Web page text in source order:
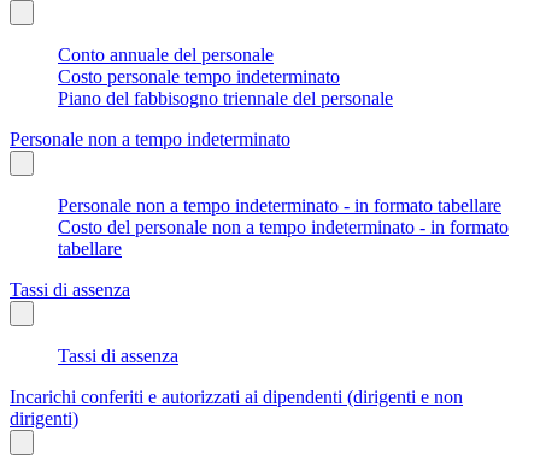
Conto annuale del personale
Costo personale tempo indeterminato
Piano del fabbisogno triennale del personale
Personale non a tempo indeterminato
Personale non a tempo indeterminato - in formato tabellare
Costo del personale non a tempo indeterminato - in formato
tabellare
Tassi di assenza
Tassi di assenza
Incarichi conferiti e autorizzati ai dipendenti (dirigenti e non
dirigenti)